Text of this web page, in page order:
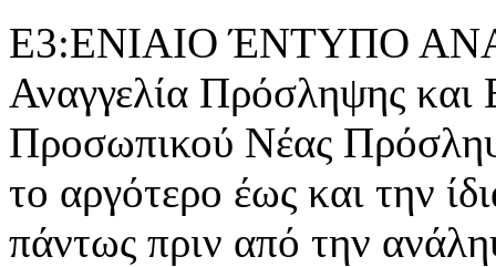
Ε3:ΕΝΙΑΙΟ ΈΝΤΥΠΟ
Αναγγελία Πρόσληψης
Προσωπικού Νέας
το αργότερο έως και την
πάντως πριν από την